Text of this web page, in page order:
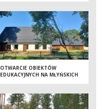
OTWARCIE OBIEKTÓW
EDUKACYJNYCH NA MŁYŃSKICH